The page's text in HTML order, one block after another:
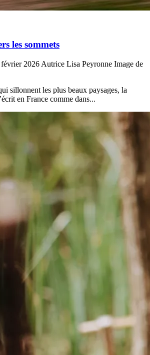
les sommets
2026 Autrice Lisa Peyronne Image de
sillonnent les plus beaux paysages, la
en France comme dans...